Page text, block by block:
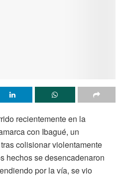
recientemente en la
con Ibagué, un
colisionar violentamente
hechos se desencadenaron
por la vía, se vio